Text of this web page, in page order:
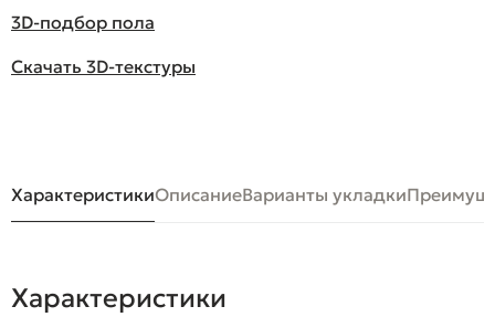
3D-подбор пола
Скачать 3D-текстуры
ХарактеристикиОписаниеВарианты укладки
Характеристики